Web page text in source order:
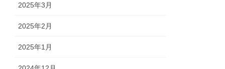
2025年3月
2025年2月
2025年1月